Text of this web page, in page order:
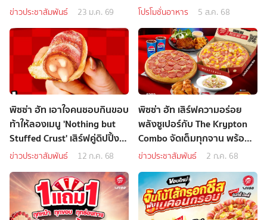
ข่าวประชาสัมพันธ์ 23 ม.ค. 69 โปรโมชั่นอาหาร 5 ส.ค. 68
พิซซ่า ฮัท เอาใจคนชอบกินขอบ
ท้าให้ลองเมนู 'Nothing but
Stuffed Crust' เสิร์ฟคู่ดิปปิ้ง
ซอสฉ่ำๆ
ข่าวประชาสัมพันธ์ 12 ก.ค. 68
พิซซ่า ฮัท เสิร์ฟความอร่อย
พลังซูเปอร์กับ The Krypton
Combo จัดเต็มทุกจาน พร้อม
รับตั๋วหนัง
ข่าวประชาสัมพันธ์ 2 ก.ค. 68